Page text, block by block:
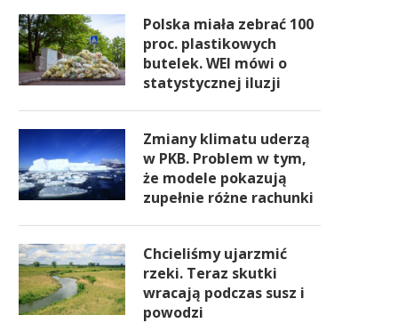
Polska miała zebrać 100
proc. plastikowych
butelek. WEI mówi o
statystycznej iluzji
Zmiany klimatu uderzą
w PKB. Problem w tym,
że modele pokazują
zupełnie różne rachunki
Chcieliśmy ujarzmić
rzeki. Teraz skutki
wracają podczas susz i
powodzi